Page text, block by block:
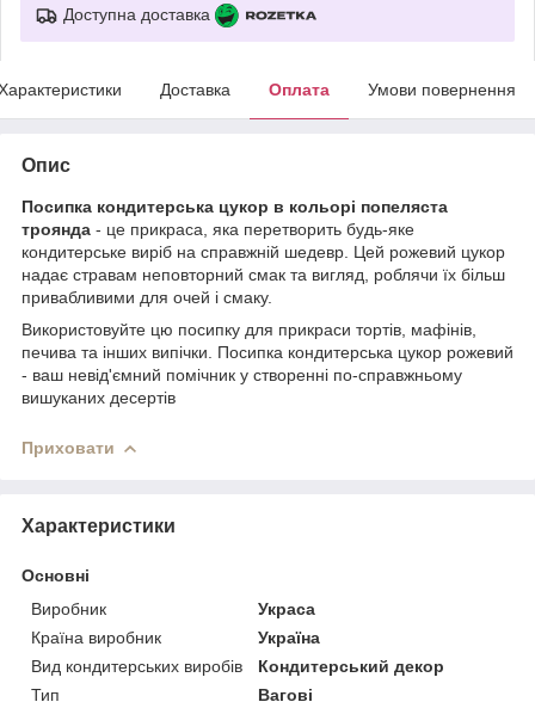
Доступна доставка
Доставка Оплата Умови повернення
Опис
Посипка кондитерська цукор в кольорі попеляста
троянда - це прикраса, яка перетворить будь-яке
кондитерське виріб на справжній шедевр. Цей рожевий цукор
надає стравам неповторний смак та вигляд, роблячи їх більш
привабливими для очей і смаку.
Використовуйте цю посипку для прикраси тортів, мафінів,
печива та інших випічки. Посипка кондитерська цукор рожевий
- ваш невід'ємний помічник у створенні по-справжньому
вишуканих десертів
Приховати
Характеристики
Основні
Виробник
Украса
Країна виробник
Україна
Вид кондитерських виробів
Кондитерський декор
Тип
Вагові